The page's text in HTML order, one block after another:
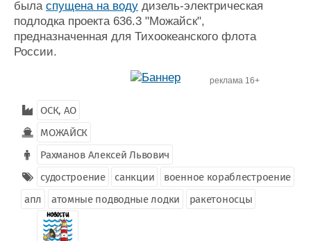
была спущена на воду дизель-электрическая
подлодка проекта 636.3 "Можайск",
предназначенная для Тихоокеанского флота
России.
реклама 16+
ОСК, АО
МОЖАЙСК
Рахманов Алексей Львович
судостроение
санкции
военное кораблестроение
апл
атомные подводные лодки ракетоносцы